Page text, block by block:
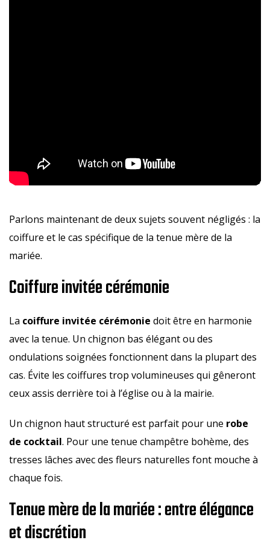
Parlons maintenant de deux sujets souvent négligés : la
coiffure et le cas spécifique de la tenue mère de la
mariée.
Coiffure invitée cérémonie
La coiffure invitée cérémonie doit être en harmonie
avec la tenue. Un chignon bas élégant ou des
ondulations soignées fonctionnent dans la plupart des
cas. Évite les coiffures trop volumineuses qui gêneront
ceux assis derrière toi à l’église ou à la mairie.
Un chignon haut structuré est parfait pour une robe
de cocktail. Pour une tenue champêtre bohème, des
tresses lâches avec des fleurs naturelles font mouche à
chaque fois.
Tenue mère de la mariée : entre élégance
et discrétion